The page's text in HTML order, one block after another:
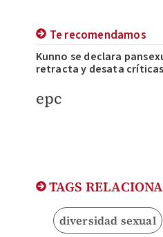
Te recomendamos
Kunno se declara
retracta y desata
epc
TAGS
diversidad sexual